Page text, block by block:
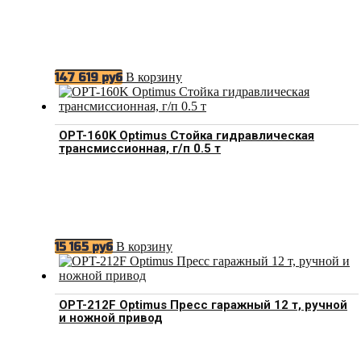
147 619 руб В корзину
OPT-160K Optimus Стойка гидравлическая
трансмиссионная, г/п 0.5 т
15 165 руб В корзину
OPT-212F Optimus Пресс гаражный 12 т, ручной
и ножной привод